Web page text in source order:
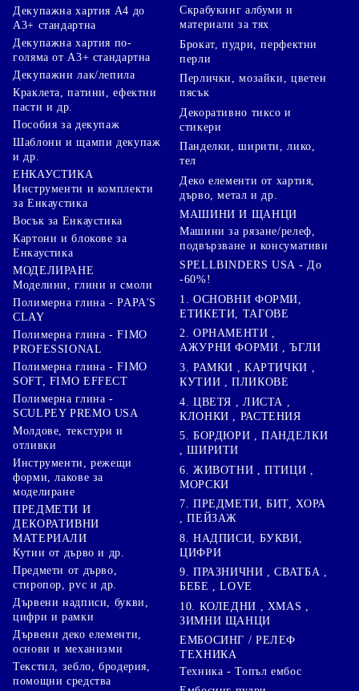
Декупажна хартия А4 до
А3+ стандартна
Декупажна хартия по-
голяма от А3+ стандартна
Декупажни лак/лепила
Краклета, патини, ефектни
пасти и др.
Пособия за декупаж
Шаблони и щампи декупаж
и др.
ЕНКАУСТИКА
Инструменти и комплекти
за Енкаустика
Восък за Енкаустика
Картони и блокове за
Енкаустика
МОДЕЛИРАНЕ
Моделини, глини и смоли
Полимерна глина - PAPA'S
CLAY
Полимерна глина - FIMO
PROFESSIONAL
Полимерна глина - FIMO
SOFT, FIMO EFFECT
Полимерна глина -
SCULPEY PREMO USA
Молдове, текстури и
отливки
Инструменти, режещи
форми, лакове за
моделиране
ПРЕДМЕТИ И
ДЕКОРАТИВНИ
МАТЕРИАЛИ
Кутии от дърво и др.
Предмети от дърво,
стиропор, pvc и др.
Дървени надписи, букви,
цифри и рамки
Дървени деко елементи,
основи и механизми
Текстил, зебло, бродерия,
помощни средства
Скрабукинг албуми и
материали за тях
Брокат, пудри, перфектни
перли
Перлички, мозайки, цветен
пясък
Декоративно тиксо и
стикери
Панделки, ширити, лико,
тел
Деко елементи от хартия,
дърво, метал и др.
МАШИНИ И ЩАНЦИ
Машини за рязане/релеф,
подвързване и консумативи
SPELLBINDERS USA - До
-60%!
1. ОСНОВНИ ФОРМИ,
ЕТИКЕТИ, ТАГОВЕ
2. ОРНАМЕНТИ ,
АЖУРНИ ФОРМИ , ЪГЛИ
3. РАМКИ , КАРТИЧКИ ,
КУТИИ , ПЛИКОВЕ
4. ЦВЕТЯ , ЛИСТА ,
КЛОНКИ , РАСТЕНИЯ
5. БОРДЮРИ , ПАНДЕЛКИ
, ШИРИТИ
6. ЖИВОТНИ , ПТИЦИ ,
МОРСКИ
7. ПРЕДМЕТИ, БИТ, ХОРА
, ПЕЙЗАЖ
8. НАДПИСИ, БУКВИ,
ЦИФРИ
9. ПРАЗНИЧНИ , СВАТБА ,
БЕБЕ , LOVE
10. КОЛЕДНИ , XMAS ,
ЗИМНИ ЩАНЦИ
ЕМБОСИНГ / РЕЛЕФ
ТЕХНИКА
Техника - Топъл ембос